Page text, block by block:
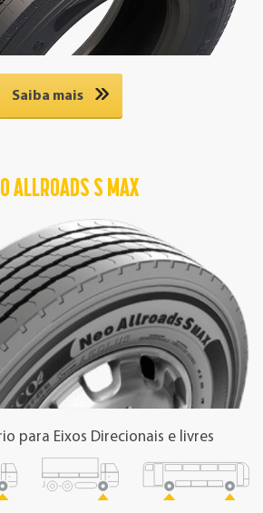
Aplicação
Rodoviária
Eixo
Direcionais e livres
Benefícios
Saiba mais
ALLROADS S MAX
para Eixos Direcionais e livres